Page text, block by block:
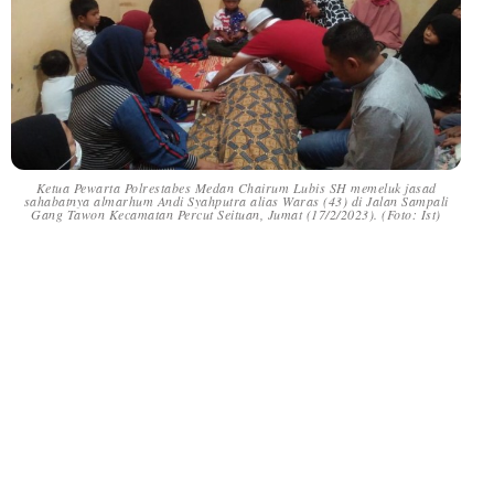
Ketua Pewarta Polrestabes Medan Chairum Lubis SH memeluk jasad
sahabatnya almarhum Andi Syahputra alias Waras (43) di Jalan Sampali
Gang Tawon Kecamatan Percut Seituan, Jumat (17/2/2023). (Foto: Ist)